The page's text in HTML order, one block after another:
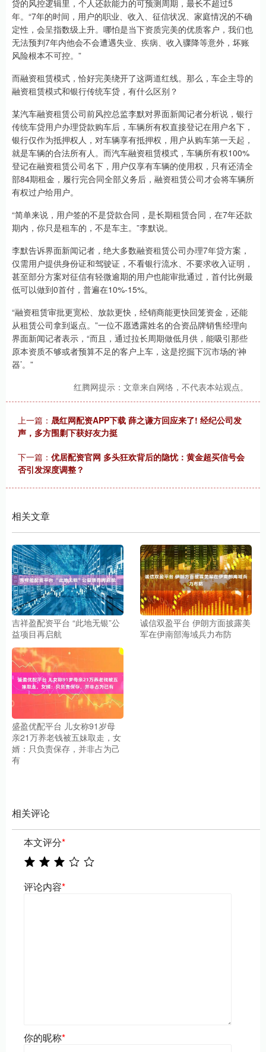
贷的风控逻辑里，个人还款能力的可预测周期，最长不超过5
年。“7年的时间，用户的职业、收入、征信状况、家庭情况的不确
定性，会呈指数级上升。哪怕是当下资质完美的优质客户，我们也
无法预判7年内他会不会遭遇失业、疾病、收入骤降等意外，坏账
风险根本不可控。”
而融资租赁模式，恰好完美绕开了这两道红线。那么，车企主导的
融资租赁模式和银行传统车贷，有什么区别？
某汽车融资租赁公司前风控总监李默对界面新闻记者分析说，银行
传统车贷用户办理贷款购车后，车辆所有权直接登记在用户名下，
银行仅作为抵押权人，对车辆享有抵押权，用户从购车第一天起，
就是车辆的合法所有人。而汽车融资租赁模式，车辆所有权100%
登记在融资租赁公司名下，用户仅享有车辆的使用权，只有还清全
部84期租金，履行完合同全部义务后，融资租赁公司才会将车辆所
有权过户给用户。
“简单来说，用户签的不是贷款合同，是长期租赁合同，在7年还款
期内，你只是租车的，不是车主。”李默说。
李默告诉界面新闻记者，绝大多数融资租赁公司办理7年贷方案，
仅需用户提供身份证和驾驶证，不看银行流水、不要求收入证明，
甚至部分方案对征信有轻微逾期的用户也能审批通过，首付比例最
低可以做到0首付，普遍在10%-15%。
“融资租赁审批更宽松、放款更快，经销商能更快回笼资金，还能
从租赁公司拿到返点。”一位不愿透露姓名的合资品牌销售经理向
界面新闻记者表示，“而且，通过拉长周期做低月供，能吸引那些
原本资质不够或者预算不足的客户上车，这是挖掘下沉市场的‘神
器’。”
红腾网提示：文章来自网络，不代表本站观点。
上一篇： 晟红网配资APP下载 薛之谦方回应来了! 经纪公司发
声，多方围剿下获好友力挺
下一篇： 优居配资官网 多头狂欢背后的隐忧：黄金超买信号会
否引发深度调整？
相关文章
吉祥盈配资平台 “此地无银”公
益项目再启航
诚信双盈平台 伊朗方面披露美
军在伊南部海域兵力布防
盛盈优配平台 儿女称91岁母
亲21万养老钱被五妹取走，女
婿：只负责保存，并非占为己
有
相关评论
本文评分*
评论内容*
你的昵称*